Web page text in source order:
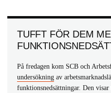
TUFFT FÖR DEM
På fredagen kom SCB och
undersökning av
funktionsnedsättningar. Den